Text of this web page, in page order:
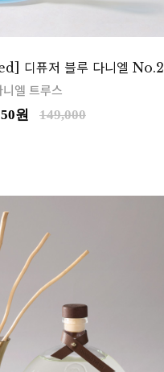
디퓨저 블루 다니엘 No.2
니엘 트루스
149,000